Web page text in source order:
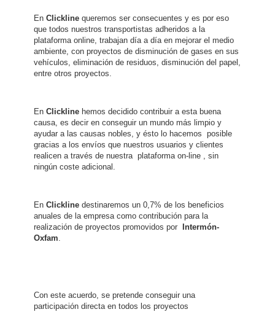
En Clicklinequeremos ser consecuentes y es por eso
que todos nuestros transportistas adheridos a la
plataforma online, trabajan día a día en mejorar el medio
ambiente, con proyectos de disminución de gases en sus
vehículos, eliminación de residuos, disminución del papel,
entre otros proyectos.
En Clicklinehemos decidido contribuir a esta buena
causa, es decir en conseguir un mundo más limpio y
ayudar a las causas nobles, y ésto lo hacemos posible
gracias a los envíos que nuestros usuarios y clientes
realicen a través de nuestra plataforma on-line , sin
ningún coste adicional.
EnClicklinedestinaremos un 0,7% de los beneficios
anuales de la empresa como contribución para la
realización de proyectos promovidos por
Intermón-
Oxfam.
Con este acuerdo, se pretende conseguir una
participación directa en todos los proyectos